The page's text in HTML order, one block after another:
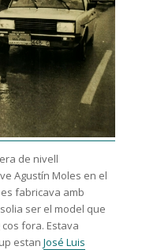
de nivell
Agustín Moles en el
es fabricava amb
ser el model que
fora. Estava
estan José Luis